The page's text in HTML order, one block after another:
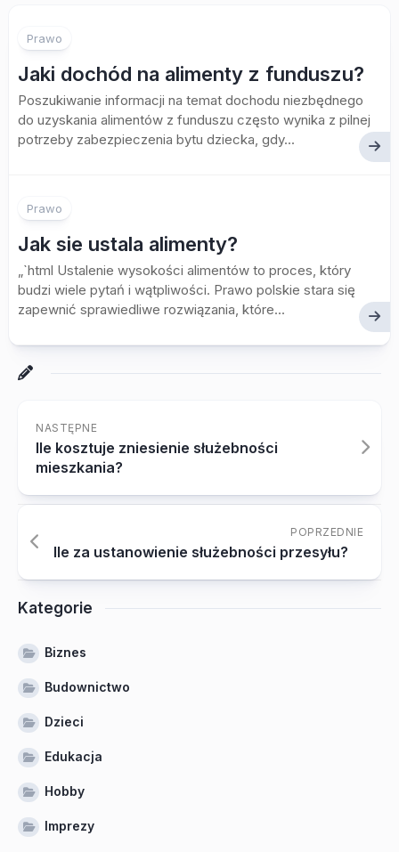
Prawo
Jaki dochód na alimenty z funduszu?
Poszukiwanie informacji na temat dochodu niezbędnego
do uzyskania alimentów z funduszu często wynika z pilnej
potrzeby zabezpieczenia bytu dziecka, gdy...
Prawo
Jak sie ustala alimenty?
„`html Ustalenie wysokości alimentów to proces, który
budzi wiele pytań i wątpliwości. Prawo polskie stara się
zapewnić sprawiedliwe rozwiązania, które...
NASTĘPNE
Ile kosztuje zniesienie służebności
mieszkania?
POPRZEDNIE
Ile za ustanowienie służebności przesyłu?
Kategorie
Biznes
Budownictwo
Dzieci
Edukacja
Hobby
Imprezy